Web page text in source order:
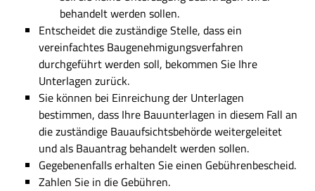
behandelt werden sollen.
Entscheidet die zuständige Stelle, dass ein
vereinfachtes Baugenehmigungsverfahren
durchgeführt werden soll, bekommen Sie Ihre
Unterlagen zurück.
Sie können bei Einreichung der Unterlagen
bestimmen, dass Ihre Bauunterlagen in diesem Fall an
die zuständige Bauaufsichtsbehörde weitergeleitet
und als Bauantrag behandelt werden sollen.
Gegebenenfalls erhalten Sie einen Gebührenbescheid.
Zahlen Sie in die Gebühren.